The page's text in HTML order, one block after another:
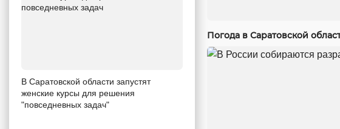
В Саратовской области запустят
женские курсы для решения
"повседневных задач"
Погода в Саратовской